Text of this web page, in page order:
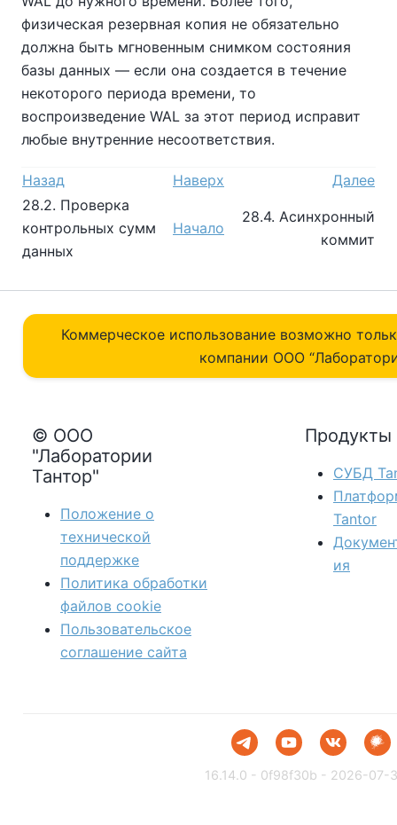
физическая резервная копия не обязательно
должна быть мгновенным снимком состояния
базы данных — если она создается в течение
некоторого периода времени, то
воспроизведение WAL за этот период исправит
любые внутренние несоответствия.
Назад Наверх
Далее
28.2. Проверка
контрольных сумм
данных
Начало
28.4. Асинхронный
коммит
Коммерческое использование возможно
компании ОOO
© ООО
"Лаборатории
Тантор"
Положение о
технической
поддержке
Политика обработки
файлов сookie
Пользовательское
соглашение сайта
Продукты
СУБД
Tantor
ия
16.14.0 - 0f98f30b - 2026-07-